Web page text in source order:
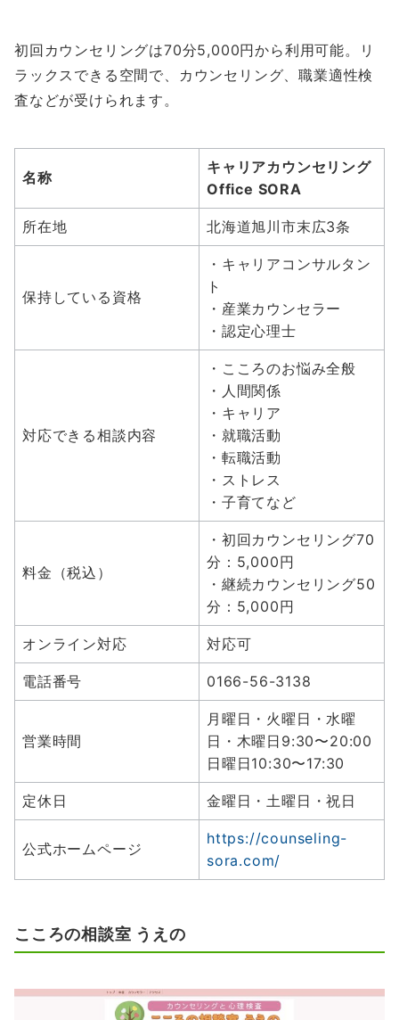
初回カウンセリングは70分5,000円から利用可能。リ
ラックスできる空間で、カウンセリング、職業適性検
査などが受けられます。
名称
キャリアカウンセリング
Office SORA
所在地 北海道旭川市末広3条
保持している資格
・キャリアコンサルタン
ト
・産業カウンセラー
・認定心理士
対応できる相談内容
・こころのお悩み全般
・人間関係
・キャリア
・就職活動
・転職活動
・ストレス
・子育てなど
料金（税込）
・初回カウンセリング70
分：5,000円
・継続カウンセリング50
分：5,000円
オンライン対応 対応可
電話番号 0166-56-3138
営業時間
月曜日・火曜日・水曜
日・木曜日9:30〜20:00
日曜日10:30〜17:30
定休日 金曜日・土曜日・祝日
公式ホームページ
https://counseling-
sora.com/
こころの相談室 うえの